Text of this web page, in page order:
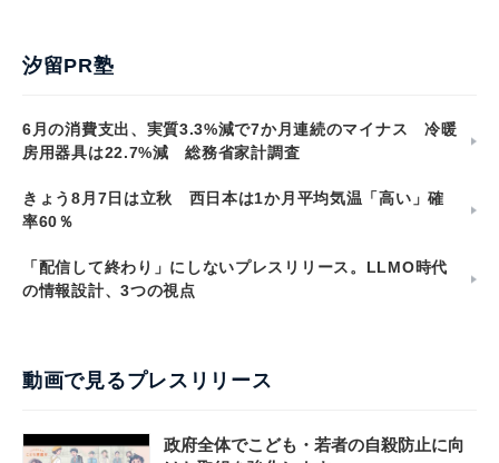
汐留PR塾
6月の消費支出、実質3.3%減で7か月連続のマイナス 冷暖
房用器具は22.7%減 総務省家計調査
きょう8月7日は立秋 西日本は1か月平均気温「高い」確
率60％
「配信して終わり」にしないプレスリリース。LLMO時代
の情報設計、3つの視点
動画で見るプレスリリース
政府全体でこども・若者の自殺防止に向